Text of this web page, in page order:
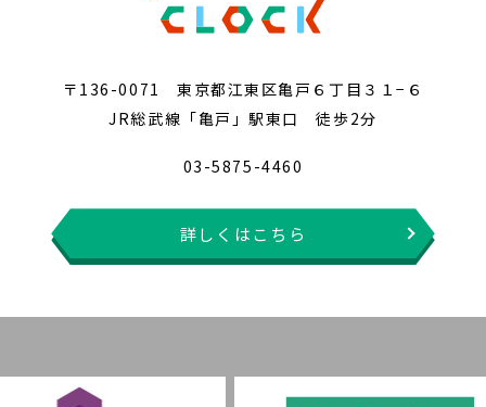
〒136-0071 東京都江東区亀戸６丁目３１−６
JR総武線「亀戸」駅東口 徒歩2分
03-5875-4460
詳しくはこちら